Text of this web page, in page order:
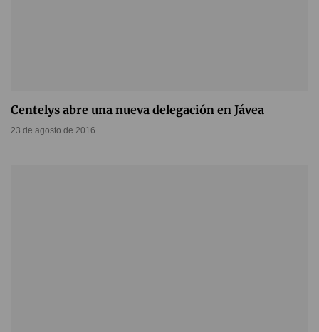
Centelys abre una nueva delegación en Jávea
23 de agosto de 2016